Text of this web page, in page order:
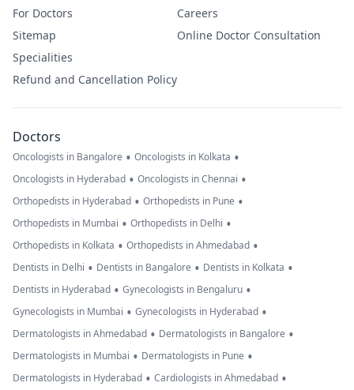
For Doctors
Sitemap
Specialities
Refund and Cancellation Policy
Careers
Online Doctor Consultation
Doctors
Oncologists in Bangalore • Oncologists in Kolkata •
Oncologists in Hyderabad • Oncologists in Chennai •
Orthopedists in Hyderabad • Orthopedists in Pune •
Orthopedists in Mumbai • Orthopedists in Delhi •
Orthopedists in Kolkata • Orthopedists in Ahmedabad •
Dentists in Delhi • Dentists in Bangalore • Dentists in Kolkata •
Dentists in Hyderabad • Gynecologists in Bengaluru •
Gynecologists in Mumbai • Gynecologists in Hyderabad •
Dermatologists in Ahmedabad • Dermatologists in Bangalore •
Dermatologists in Mumbai • Dermatologists in Pune •
Dermatologists in Hyderabad • Cardiologists in Ahmedabad •